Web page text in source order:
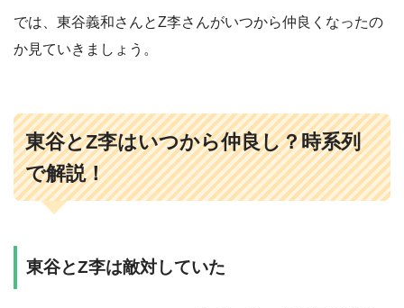
では、東谷義和さんとZ李さんがいつから仲良くなったの
か見ていきましょう。
東谷とZ李はいつから仲良し？時系列
で解説！
東谷とZ李は敵対していた